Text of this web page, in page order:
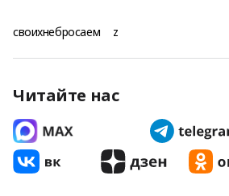
своихнебросаем z
Читайте нас